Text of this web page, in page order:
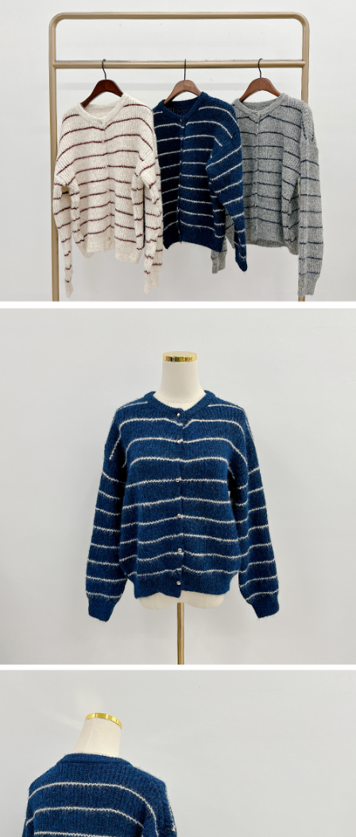
未成年的使用者，請事先徵得法定代理人或監護人之同意方可使用
AFTEE。
若您對於個人資料之處理、利用有任何疑問，或欲行使相關法律權利，請聯
繫恩沛科技股份有限公司。若您不同意我們將上開所示之個人資料，連同必
要之購買訂單資訊提供予 AFTEE ，或讓 AFTEE 蒐集處理利用您的個人資
料，請勿選用本服務。